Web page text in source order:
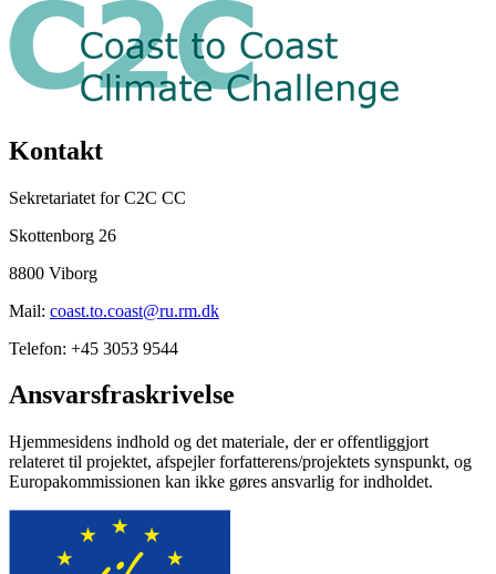
Kontakt
Sekretariatet for C2C CC
Skottenborg 26
8800 Viborg
Mail: coast.to.coast@ru.rm.dk
Telefon: +45 3053 9544
Ansvarsfraskrivelse
Hjemmesidens indhold og det materiale, der er offentliggjort
relateret til projektet, afspejler forfatterens/projektets synspunkt, og
Europakommissionen kan ikke gøres ansvarlig for indholdet.